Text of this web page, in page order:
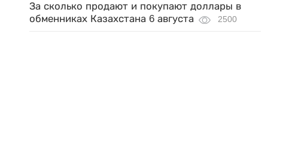
За сколько продают и покупают доллары в
обменниках Казахстана 6 августа
2500